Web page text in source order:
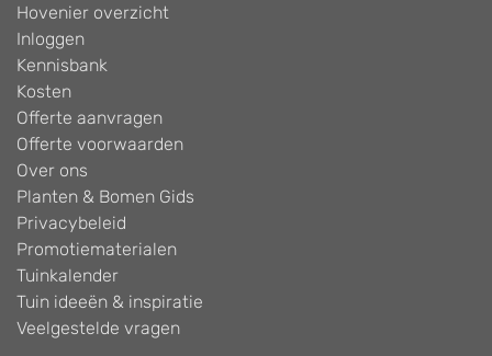
Hovenier overzicht
Inloggen
Kennisbank
Kosten
Offerte aanvragen
Offerte voorwaarden
Over ons
Planten & Bomen Gids
Privacybeleid
Promotiematerialen
Tuinkalender
Tuin ideeën & inspiratie
Veelgestelde vragen